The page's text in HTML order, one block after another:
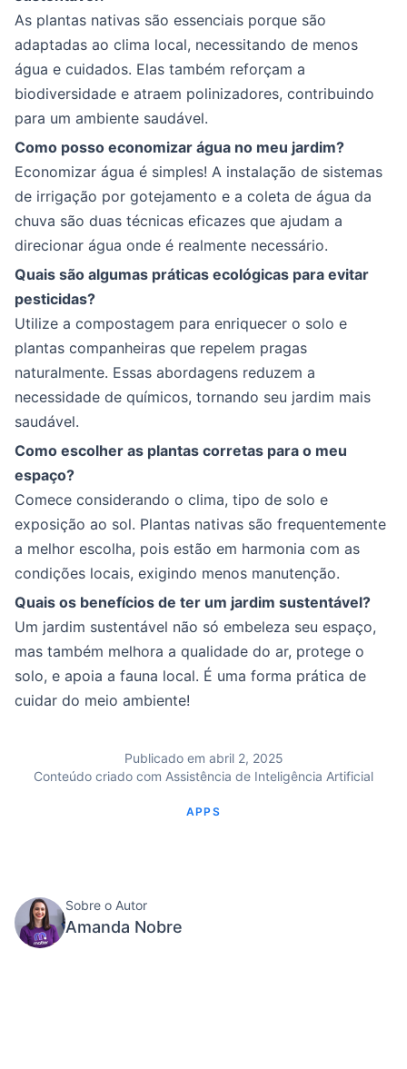
As plantas nativas são essenciais porque são
adaptadas ao clima local, necessitando de menos
água e cuidados. Elas também reforçam a
biodiversidade e atraem polinizadores, contribuindo
para um ambiente saudável.
Como posso economizar água no meu jardim?
Economizar água é simples! A instalação de sistemas
de irrigação por gotejamento e a coleta de água da
chuva são duas técnicas eficazes que ajudam a
direcionar água onde é realmente necessário.
Quais são algumas práticas ecológicas para evitar
pesticidas?
Utilize a compostagem para enriquecer o solo e
plantas companheiras que repelem pragas
naturalmente. Essas abordagens reduzem a
necessidade de químicos, tornando seu jardim mais
saudável.
Como escolher as plantas corretas para o meu
espaço?
Comece considerando o clima, tipo de solo e
exposição ao sol. Plantas nativas são frequentemente
a melhor escolha, pois estão em harmonia com as
condições locais, exigindo menos manutenção.
Quais os benefícios de ter um jardim sustentável?
Um jardim sustentável não só embeleza seu espaço,
mas também melhora a qualidade do ar, protege o
solo, e apoia a fauna local. É uma forma prática de
cuidar do meio ambiente!
Publicado em abril 2, 2025
Conteúdo criado com Assistência de Inteligência Artificial
APPS
Sobre o Autor
Amanda Nobre